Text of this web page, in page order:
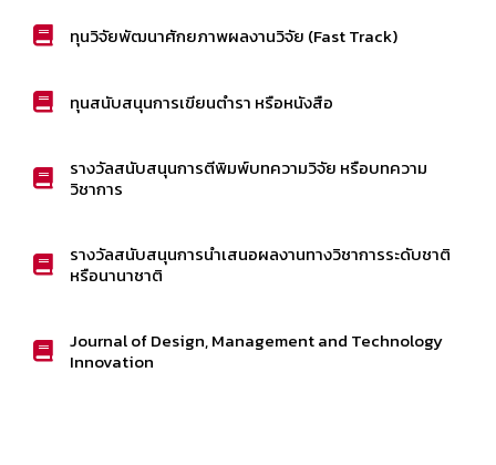
ทุนวิจัยพัฒนาศักยภาพผลงานวิจัย (Fast Track)
ทุนสนับสนุนการเขียนตำรา หรือหนังสือ
รางวัลสนับสนุนการตีพิมพ์บทความวิจัย หรือบทความ
วิชาการ
รางวัลสนับสนุนการนำเสนอผลงานทางวิชาการระดับชาติ
หรือนานาชาติ
Journal of Design, Management and Technology
Innovation